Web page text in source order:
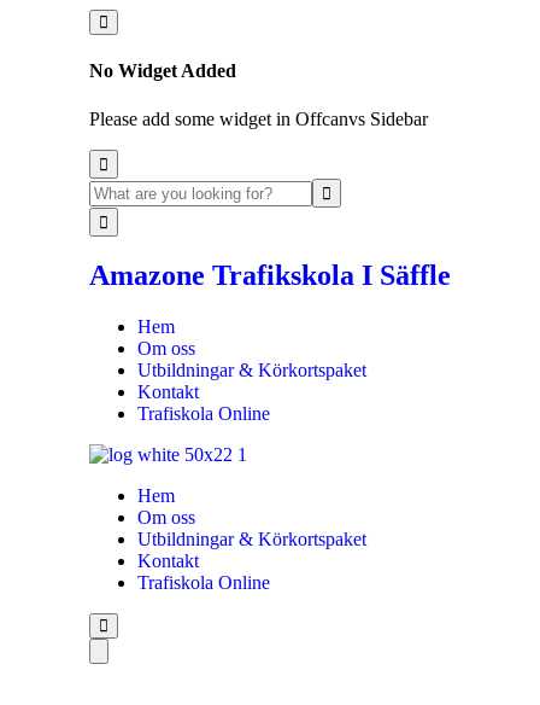
No Widget Added
Please add some widget in Offcanvs Sidebar
Amazone Trafikskola I Säffle
Hem
Om oss
Utbildningar & Körkortspaket
Kontakt
Trafiskola Online
Hem
Om oss
Utbildningar & Körkortspaket
Kontakt
Trafiskola Online